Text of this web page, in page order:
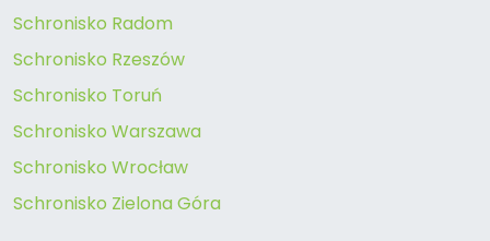
Schronisko Radom
Schronisko Rzeszów
Schronisko Toruń
Schronisko Warszawa
Schronisko Wrocław
Schronisko Zielona Góra